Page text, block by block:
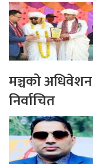
मञ्चको अधिवेशन
निर्वाचित